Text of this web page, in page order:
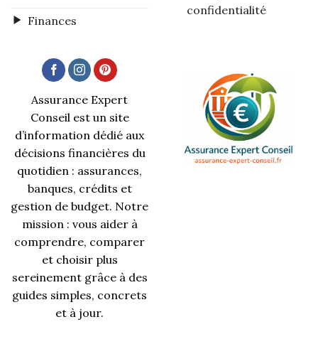
Finances
confidentialité
Assurance Expert
Conseil est un site
d’information dédié aux
décisions financières du
quotidien : assurances,
banques, crédits et
gestion de budget. Notre
mission : vous aider à
comprendre, comparer
et choisir plus
sereinement grâce à des
guides simples, concrets
et à jour.